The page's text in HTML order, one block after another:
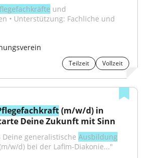
und
• Unterstützung: Fachliche und
Teilzeit Vollzeit
(m/w/d) in
Deine Zukunft mit Sinn
generalistische Ausbildung
w/d) bei der Lafim-Diakonie..."